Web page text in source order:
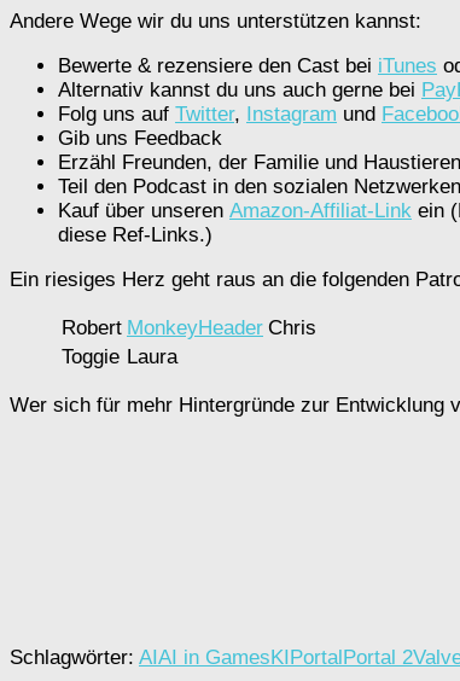
Andere Wege wir du uns unterstützen kannst:
Bewerte & rezensiere den Cast bei iTunes
Alternativ kannst du uns auch gerne bei
Folg uns auf Twitter, Instagram und
Gib uns Feedback
Erzähl Freunden, der Familie und
Teil den Podcast in den sozialen Netzwerken
Kauf über unseren Amazon-Affiliat-Link ein
diese Ref-Links.)
Ein riesiges Herz geht raus an die folgenden
Robert MonkeyHeader Chris
Toggie Laura
Wer sich für mehr Hintergründe zur Entwicklung
Schlagwörter: AIAI in GamesKIPortalPortal 2